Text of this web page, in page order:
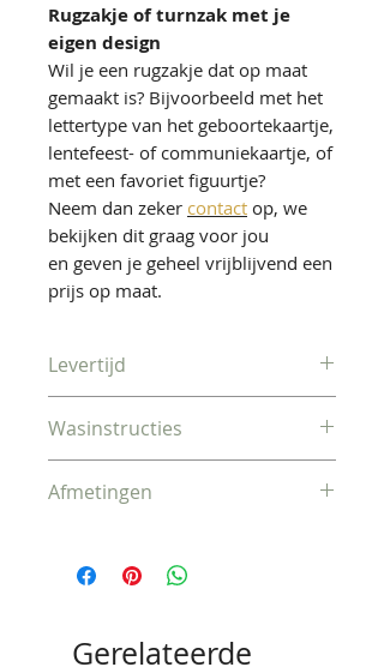
Rugzakje of turnzak met je
eigen design
Wil je een rugzakje dat op maat
gemaakt is? Bijvoorbeeld met het
lettertype van het geboortekaartje,
lentefeest- of communiekaartje, of
met een favoriet figuurtje?
Neem dan zeker contact op, we
bekijken dit graag voor jou
en geven je geheel vrijblijvend een
prijs op maat.
Levertijd
verzonden
Wasinstructies
raden wij een lauw handwasje
bedrukking NIET, maar kan dit
100% katoenen rugzakje wel
Afmetingen
Gerelateerde